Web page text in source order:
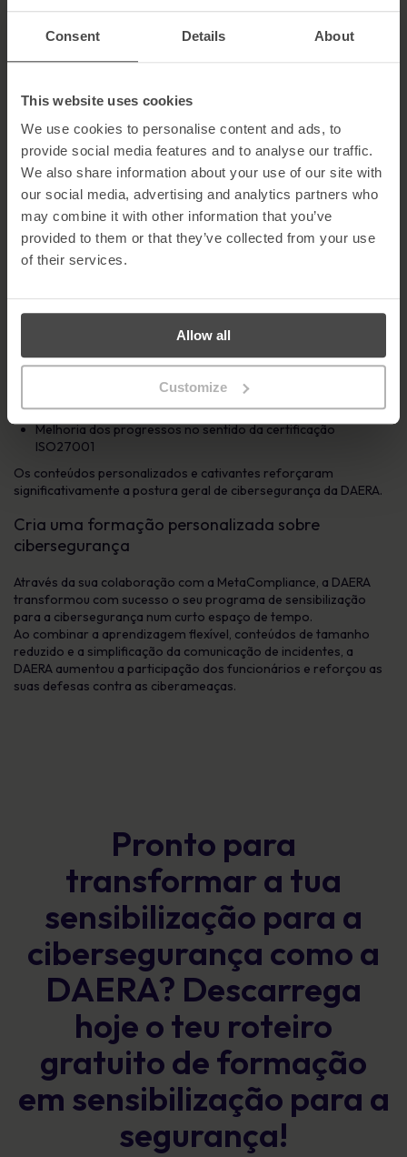
Consent Details About
This website uses cookies
We use cookies to personalise content and ads, to
provide social media features and to analyse our traffic.
We also share information about your use of our site with
our social media, advertising and analytics partners who
may combine it with other information that you’ve
provided to them or that they’ve collected from your use
of their services.
Allow all
Customize
Aprendizagem e comunicação de incidentes a
qualquer hora, em qualquer lugar
permitindo que os funcionários concluam a formação quando
lhes for conveniente.
A MetaCompliance também implementou uma
funcionalidade
de comunicação de incidentes integrada com o processo“Big
Red Button”existente na DAERA. Isto simplificou a comunicação
de incidentes, permitindo respostas mais rápidas a potenciais
ameaças cibernéticas.
Os resultados
mensurável.
O envolvimento dos empregados aumentou de 49% para
em poucas semanas
3.900 empregados adoptaram rapidamente o novo formato
de formação
A comunicação de incidentes tornou-se mais rápida e
eficiente
Melhoria dos progressos no sentido da certificação
ISO27001
Os conteúdos personalizados e cativantes reforçaram
significativamente a postura geral de cibersegurança da DAERA.
Cria uma formação personalizada sobre
cibersegurança
Através da sua colaboração com a MetaCompliance, a DAERA
transformou com sucesso o seu programa de sensibilização
para a cibersegurança num curto espaço de tempo.
Ao combinar a aprendizagem flexível, conteúdos de tamanho
reduzido e a simplificação da comunicação de incidentes, a
DAERA aumentou a participação dos funcionários e reforçou as
suas defesas contra as ciberameaças.
Pronto para
transformar a tua
sensibilização para a
cibersegurança como a
DAERA? Descarrega
hoje o teu roteiro
gratuito de formação
em sensibilização para a
segurança!